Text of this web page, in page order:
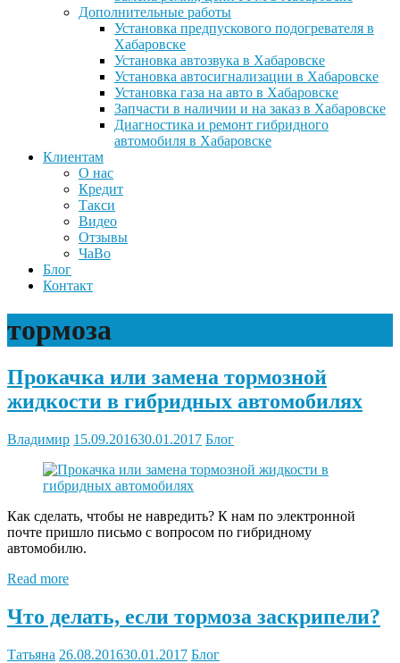
Дополнительные работы
Установка предпускового подогревателя в
Хабаровске
Установка автозвука в Хабаровске
Установка автосигнализации в Хабаровске
Установка газа на авто в Хабаровске
Запчасти в наличии и на заказ в Хабаровске
Диагностика и ремонт гибридного
автомобиля в Хабаровске
Клиентам
О нас
Кредит
Такси
Видео
Отзывы
ЧаВо
Блог
Контакт
тормоза
Прокачка или замена тормозной
жидкости в гибридных автомобилях
Владимир 15.09.201630.01.2017 Блог
Как сделать, чтобы не навредить? К нам по электронной
почте пришло письмо с вопросом по гибридному
автомобилю.
Read more
Что делать, если тормоза заскрипели?
Татьяна 26.08.201630.01.2017 Блог